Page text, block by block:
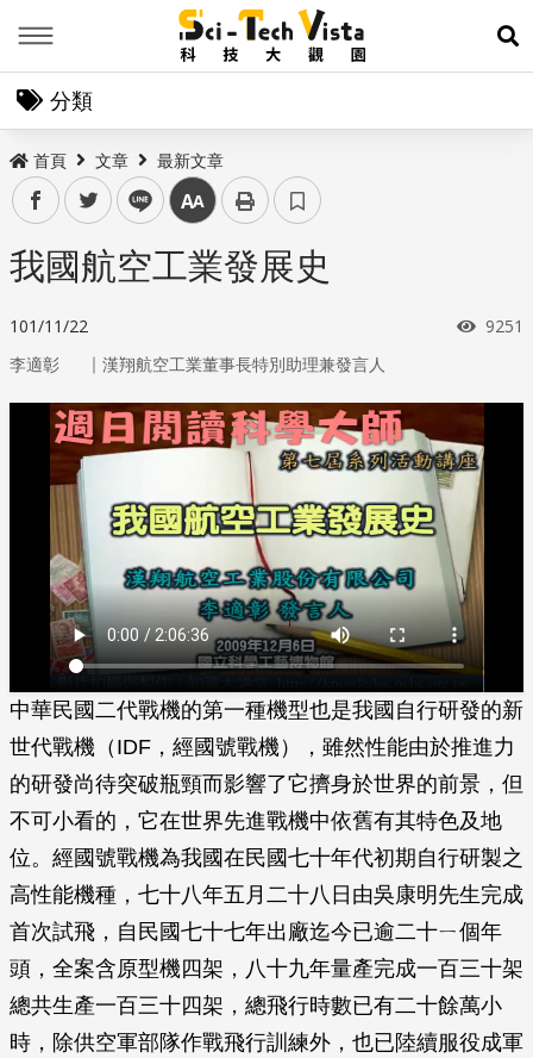
展
分類
首頁 文章 最新文章
facebooktwitter line 中
我國航空工業發展史
101/11/22 瀏覽
9251
李適彰 ｜ 漢翔航空工業董事長特別助理兼發言人
中華民國二代戰機的第一種機型也是我國自行研發的新
世代戰機（IDF，經國號戰機），雖然性能由於推進力
的研發尚待突破瓶頸而影響了它擠身於世界的前景，但
不可小看的，它在世界先進戰機中依舊有其特色及地
位。經國號戰機為我國在民國七十年代初期自行研製之
高性能機種，七十八年五月二十八日由吳康明先生完成
首次試飛，自民國七十七年出廠迄今已逾二十ㄧ個年
頭，全案含原型機四架，八十九年量產完成一百三十架
總共生產一百三十四架，總飛行時數已有二十餘萬小
時，除供空軍部隊作戰飛行訓練外，也已陸續服役成軍